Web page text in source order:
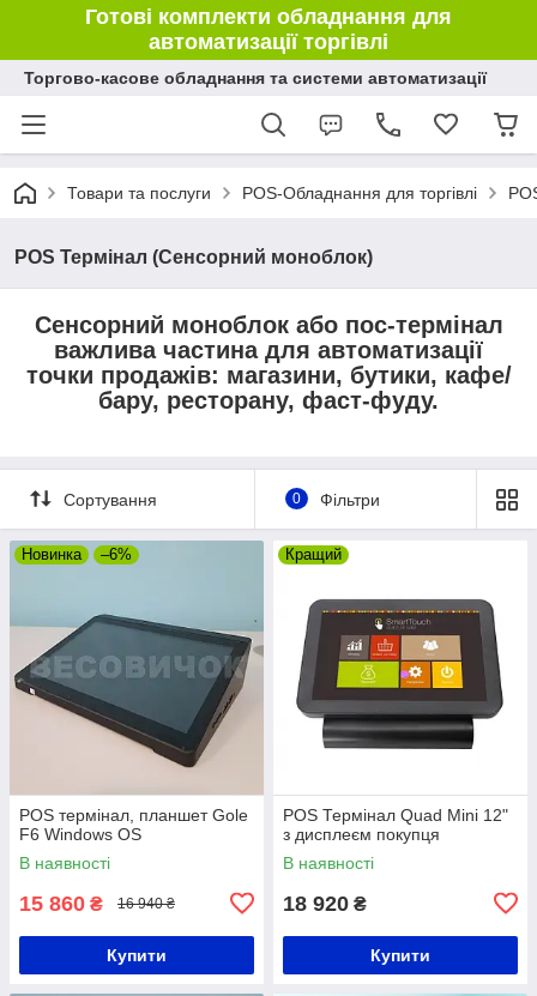
Готові комплекти обладнання для
автоматизації торгівлі
Торгово-касове обладнання та системи автоматизації
Товари та послуги POS-Обладнання для торгівлі
POS Термінал (Сенсорний моноблок)
Сенсорний моноблок або пос-термінал
важлива частина для автоматизації
точки продажів: магазини, бутики, кафе/
бару, ресторану, фаст-фуду.
Сортування 0 Фільтри
Новинка –6%
POS термінал, планшет Gole
F6 Windows OS
В наявності
15 860 ₴ 16 940 ₴
Купити
Кращий
POS Термінал Quad Mini 12"
з дисплеєм покупця
В наявності
18 920 ₴
Купити